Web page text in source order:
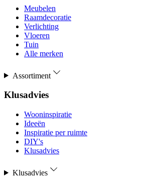
Meubelen
Raamdecoratie
Verlichting
Vloeren
Tuin
Alle merken
Assortiment
Klusadvies
Wooninspiratie
Ideeën
Inspiratie per ruimte
DIY's
Klusadvies
Klusadvies